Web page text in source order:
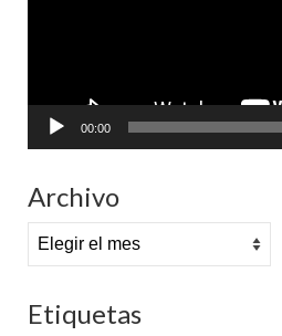
00:00
Archivo
Archivo
Etiquetas